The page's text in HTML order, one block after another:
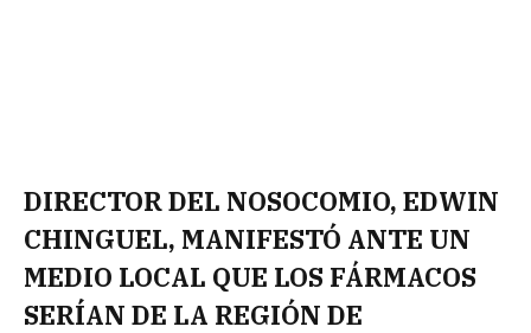
DIRECTOR DEL NOSOCOMIO, EDWIN
CHINGUEL, MANIFESTÓ ANTE UN
MEDIO LOCAL QUE LOS FÁRMACOS
SERÍAN DE LA REGIÓN DE